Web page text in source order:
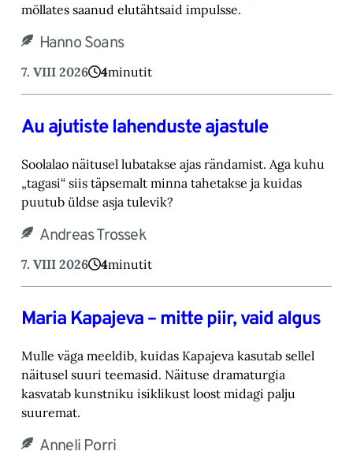
möllates saanud elutähtsaid impulsse.‎
Hanno Soans
7. VIII 2026 4minutit
Au ajutiste lahenduste ajastule
Soolalao näitusel lubatakse ajas rändamist. Aga kuhu
„tagasi“ siis täpsemalt minna tahetakse ‎ja kuidas
puutub üldse asja tulevik?‎
Andreas Trossek
7. VIII 2026 4minutit
Maria Kapajeva – mitte piir, vaid algus
Mulle väga meeldib, kuidas Kapajeva kasutab sellel
näitusel suuri teemasid. Näituse drama‎turgia
kasvatab kunstniku isiklikust loost midagi palju
suuremat.‎
Anneli Porri